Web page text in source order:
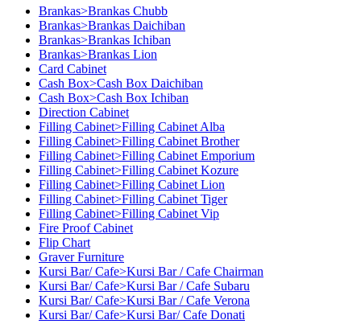
Brankas>Brankas Chubb
Brankas>Brankas Daichiban
Brankas>Brankas Ichiban
Brankas>Brankas Lion
Card Cabinet
Cash Box>Cash Box Daichiban
Cash Box>Cash Box Ichiban
Direction Cabinet
Filling Cabinet>Filling Cabinet Alba
Filling Cabinet>Filling Cabinet Brother
Filling Cabinet>Filling Cabinet Emporium
Filling Cabinet>Filling Cabinet Kozure
Filling Cabinet>Filling Cabinet Lion
Filling Cabinet>Filling Cabinet Tiger
Filling Cabinet>Filling Cabinet Vip
Fire Proof Cabinet
Flip Chart
Graver Furniture
Kursi Bar/ Cafe>Kursi Bar / Cafe Chairman
Kursi Bar/ Cafe>Kursi Bar / Cafe Subaru
Kursi Bar/ Cafe>Kursi Bar / Cafe Verona
Kursi Bar/ Cafe>Kursi Bar/ Cafe Donati